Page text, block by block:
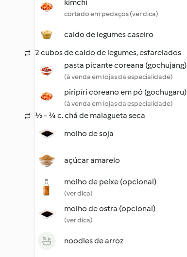
kimchi
cortado em pedaços (ver dica)
caldo de legumes caseiro
2 cubos de caldo de legumes, esfarelados
pasta picante coreana (gochujang)
(à venda em lojas da especialidade)
piripíri coreano em pó (gochugaru)
(à venda em lojas da especialidade)
½ - ¾ c. chá de malagueta seca
molho de soja
açúcar amarelo
molho de peixe (opcional)
(ver dica)
molho de ostra (opcional)
(ver dica)
noodles de arroz